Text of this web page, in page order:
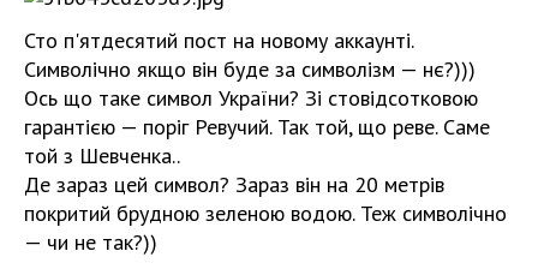
Сто п'ятдесятий пост на новому аккаунті.
Символічно якщо він буде за символізм — нє?)))
Ось що таке символ України? Зі стовідсотковою
гарантією — поріг Ревучий. Так той, що реве. Саме
той з Шевченка..
Де зараз цей символ? Зараз він на 20 метрів
покритий брудною зеленою водою. Теж символічно
— чи не так?))